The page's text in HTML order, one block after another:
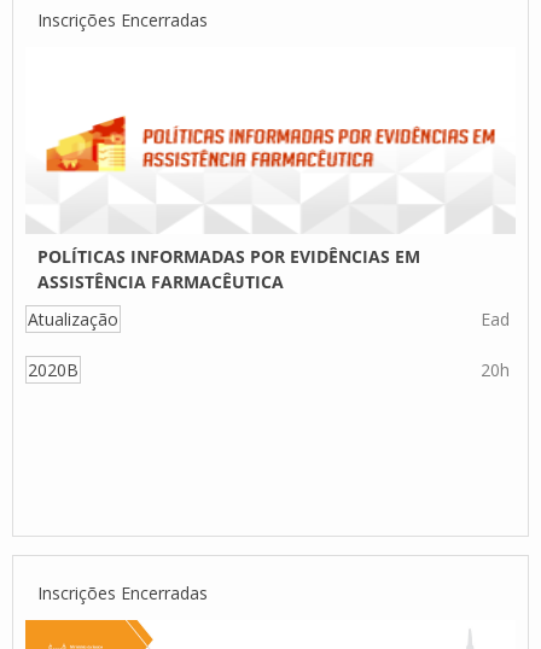
Inscrições Encerradas
POLÍTICAS INFORMADAS POR EVIDÊNCIAS EM
ASSISTÊNCIA FARMACÊUTICA
Atualização
Ead
2020B 20h
Inscrições Encerradas